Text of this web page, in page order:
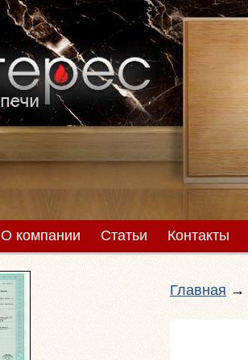
О компании Статьи Контакты
Главная→